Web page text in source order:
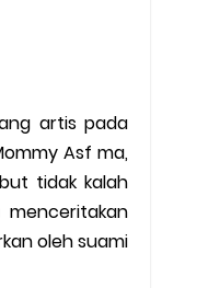
artis pada
Asf ma,
tidak kalah
menceritakan
oleh suami